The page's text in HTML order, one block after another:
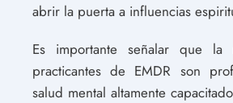
abrir la puerta a influencias
Es importante señalar que la
practicantes de EMDR son
salud mental altamente